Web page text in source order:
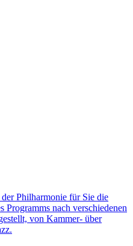
der Philharmonie für Sie die
Programms nach verschiedenen
von Kammer- über